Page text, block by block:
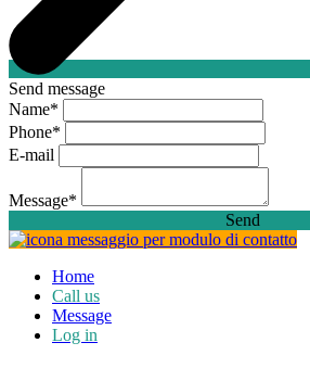
Send message
Name*
Phone*
E-mail
Message*
Send
Home
Call us
Message
Log in